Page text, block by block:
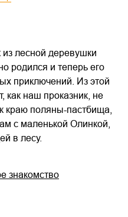
лесной деревушки
родился и теперь его
приключений. Из этой
как наш проказник, не
краю поляны-пастбища,
с маленькой Олинкой,
в лесу.
знакомство